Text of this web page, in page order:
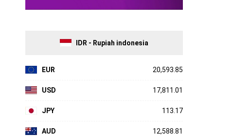
IDR - Rupiah indonesia
EUR 20,593.85
USD 17,811.01
JPY 113.17
AUD 12,588.81